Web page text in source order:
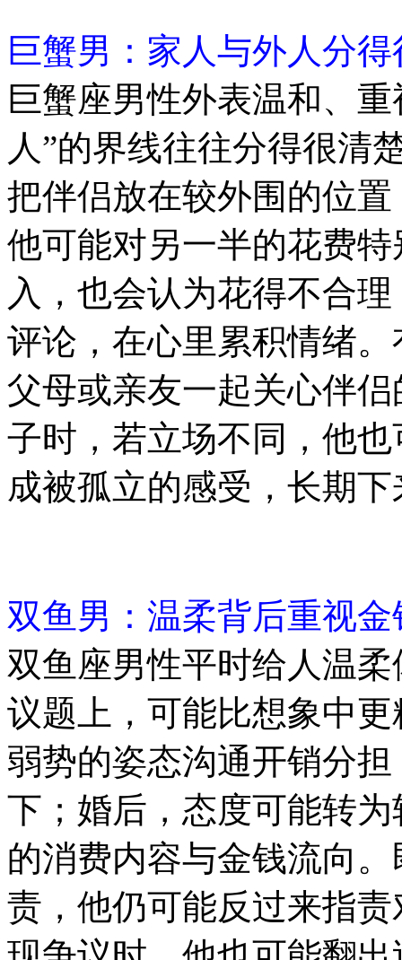
巨蟹男：家人与外人分
巨蟹座男性外表温和、
人”的界线往往分得很清
把伴侣放在较外围的位
他可能对另一半的花费
入，也会认为花得不合
评论，在心里累积情绪
父母或亲友一起关心伴
子时，若立场不同，他
成被孤立的感受，长期
双鱼男：温柔背后重视金
双鱼座男性平时给人温
议题上，可能比想象中
弱势的姿态沟通开销分
下；婚后，态度可能转
的消费内容与金钱流向
责，他仍可能反过来指